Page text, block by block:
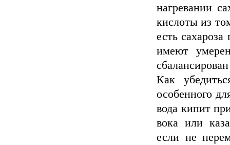
нагревании
кислоты из
есть
имеют
Как
особенного
вода кипит
вока или
если не